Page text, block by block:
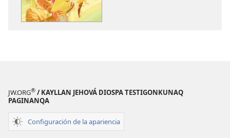
JW.ORG® / KAYLLAN JEHOVÁ DIOSPA TESTIGONKUNAQ
PAGINANQA
Configuración de la apariencia